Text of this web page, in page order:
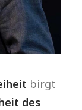
birgt
des